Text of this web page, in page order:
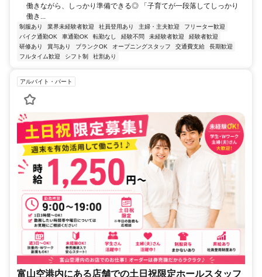
働きながら、しっかり準備できる◎ 「子育てが一段落してしっかり
働き...
制服あり 業界未経験者歓迎 社員登用あり 主婦・主夫歓迎
フリーター歓迎
バイク通勤OK
車通勤OK 転勤なし 経験不問 未経験者歓迎
経験者歓迎
研修あり
賞与あり ブランクOK オープニングスタッフ 交通費支給
長期歓迎
フルタイム歓迎
シフト制 社割あり
アルバイト・パート
富山空港内にある店舗での土日祝限定ホールスタッフ